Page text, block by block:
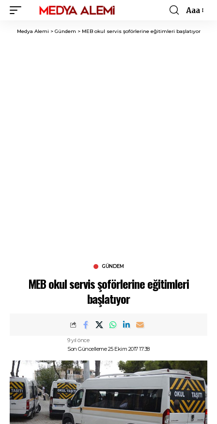
Font
Resizer
Aaa
Medya Alemi > Gündem > MEB okul servis şoförlerine eğitimleri başlatıyor
GÜNDEM
MEB okul servis şoförlerine eğitimleri
başlatıyor
Son Güncelleme 25 Ekim 2017 17:38
9 yıl önce